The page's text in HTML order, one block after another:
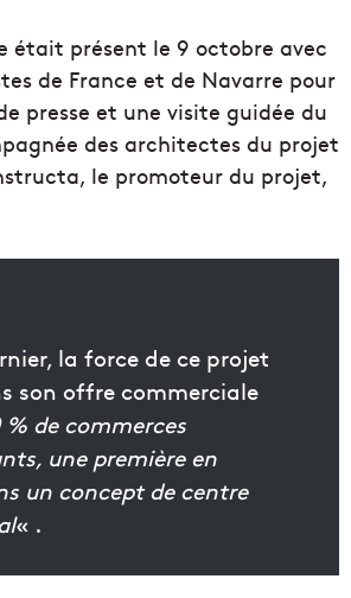
était présent le 9 octobre avec
de France et de Navarre pour
presse et une visite guidée du
des architectes du projet
le promoteur du projet,
la force de ce projet
son offre commerciale
% de commerces
une première en
un concept de centre
« .